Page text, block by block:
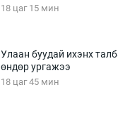
18 цаг 15 мин
Улаан буудай ихэнх
өндөр ургажээ
18 цаг 45 мин